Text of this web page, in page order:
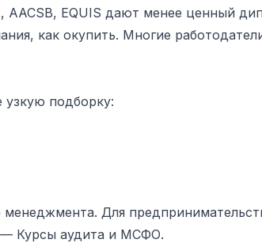
AACSB, EQUIS дают менее ценный
как окупить. Многие
узкую подборку:
менеджмента. Для
— Курсы аудита и МСФО.